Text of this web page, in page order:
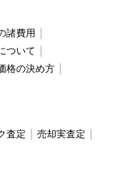
諸費用
ついて
格の決め方
査定
売却実査定